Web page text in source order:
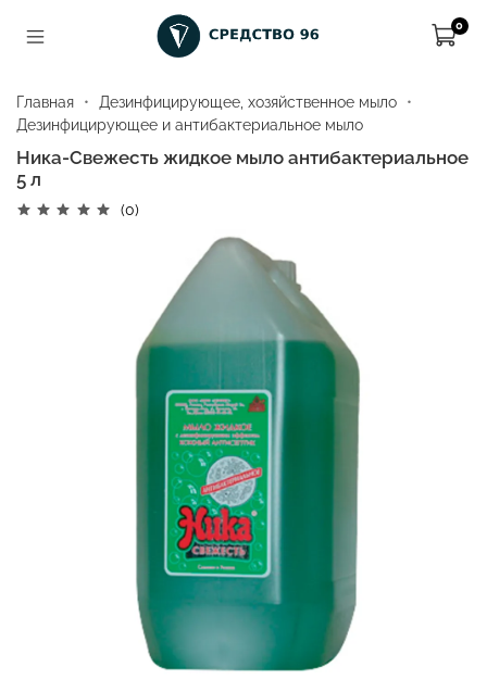
0
Главная
Дезинфицирующее, хозяйственное мыло
Дезинфицирующее и антибактериальное мыло
Ника-Свежесть жидкое мыло антибактериальное
5 л
(0)